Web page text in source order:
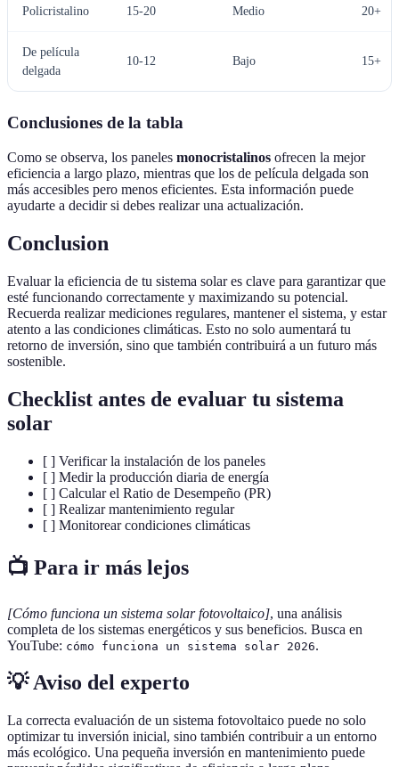
Policristalino 15-20 Medio 20+
De película
delgada
10-12 Bajo 15+
Conclusiones de la tabla
Como se observa, los paneles monocristalinos ofrecen la mejor
eficiencia a largo plazo, mientras que los de película delgada son
más accesibles pero menos eficientes. Esta información puede
ayudarte a decidir si debes realizar una actualización.
Conclusion
Evaluar la eficiencia de tu sistema solar es clave para garantizar que
esté funcionando correctamente y maximizando su potencial.
Recuerda realizar mediciones regulares, mantener el sistema, y estar
atento a las condiciones climáticas. Esto no solo aumentará tu
retorno de inversión, sino que también contribuirá a un futuro más
sostenible.
Checklist antes de evaluar tu sistema
solar
[ ] Verificar la instalación de los paneles
[ ] Medir la producción diaria de energía
[ ] Calcular el Ratio de Desempeño (PR)
[ ] Realizar mantenimiento regular
[ ] Monitorear condiciones climáticas
📺 Para ir más lejos
[Cómo funciona un sistema solar fotovoltaico], una análisis
completa de los sistemas energéticos y sus beneficios. Busca en
YouTube: cómo funciona un sistema solar 2026.
💡 Aviso del experto
La correcta evaluación de un sistema fotovoltaico puede no solo
optimizar tu inversión inicial, sino también contribuir a un entorno
más ecológico. Una pequeña inversión en mantenimiento puede